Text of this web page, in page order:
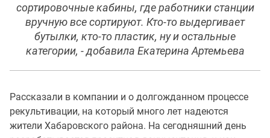
сортировочные кабины, где работники станции
вручную все сортируют. Кто-то выдергивает
бутылки, кто-то пластик, ну и остальные
категории, - добавила Екатерина Артемьева
Рассказали в компании и о долгожданном процессе
рекультивации, на который много лет надеются
жители Хабаровского района. На сегодняшний день